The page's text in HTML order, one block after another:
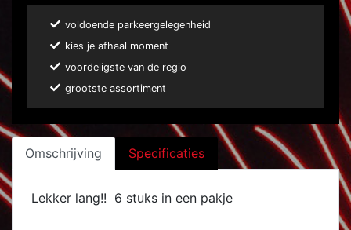
voldoende parkeergelegenheid
kies je afhaal moment
voordeligste van de regio
grootste assortiment
Omschrijving Specificaties
Lekker lang!! 6 stuks in een pakje